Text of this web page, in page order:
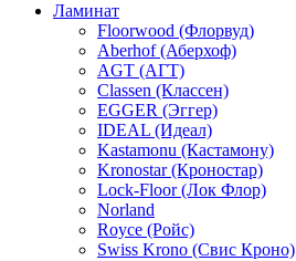
Ламинат
Floorwood (Флорвуд)
Aberhof (Аберхоф)
AGT (АГТ)
Classen (Классен)
EGGER (Эггер)
IDEAL (Идеал)
Kastamonu (Кастамону)
Kronostar (Кроностар)
Lock-Floor (Лок Флор)
Norland
Royce (Ройс)
Swiss Krono (Свис Кроно)